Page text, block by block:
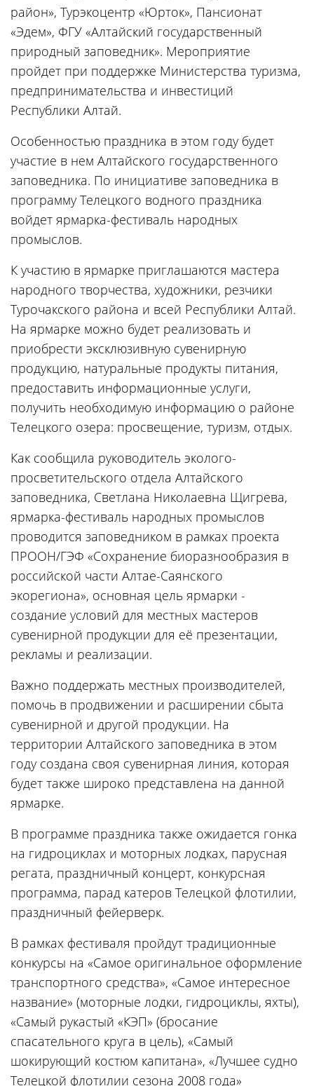
район», Турэкоцентр «Юрток», Пансионат
«Эдем», ФГУ «Алтайский государственный
природный заповедник». Мероприятие
пройдет при поддержке Министерства туризма,
предпринимательства и инвестиций
Республики Алтай.
Особенностью праздника в этом году будет
участие в нем Алтайского государственного
заповедника. По инициативе заповедника в
программу Телецкого водного праздника
войдет ярмарка-фестиваль народных
промыслов.
К участию в ярмарке приглашаются мастера
народного творчества, художники, резчики
Турочакского района и всей Республики Алтай.
На ярмарке можно будет реализовать и
приобрести эксклюзивную сувенирную
продукцию, натуральные продукты питания,
предоставить информационные услуги,
получить необходимую информацию о районе
Телецкого озера: просвещение, туризм, отдых.
Как сообщила руководитель эколого-
просветительского отдела Алтайского
заповедника, Светлана Николаевна Щигрева,
ярмарка-фестиваль народных промыслов
проводится заповедником в рамках проекта
ПРООН/ГЭФ «Сохранение биоразнообразия в
российской части Алтае-Саянского
экорегиона», основная цель ярмарки -
создание условий для местных мастеров
сувенирной продукции для её презентации,
рекламы и реализации.
Важно поддержать местных производителей,
помочь в продвижении и расширении сбыта
сувенирной и другой продукции. На
территории Алтайского заповедника в этом
году создана своя сувенирная линия, которая
будет также широко представлена на данной
ярмарке.
В программе праздника также ожидается гонка
на гидроциклах и моторных лодках, парусная
регата, праздничный концерт, конкурсная
программа, парад катеров Телецкой флотилии,
праздничный фейерверк.
В рамках фестиваля пройдут традиционные
конкурсы на «Самое оригинальное оформление
транспортного средства», «Самое интересное
название» (моторные лодки, гидроциклы, яхты),
«Самый рукастый «КЭП» (бросание
спасательного круга в цель), «Самый
шокирующий костюм капитана», «Лучшее судно
Телецкой флотилии сезона 2008 года»